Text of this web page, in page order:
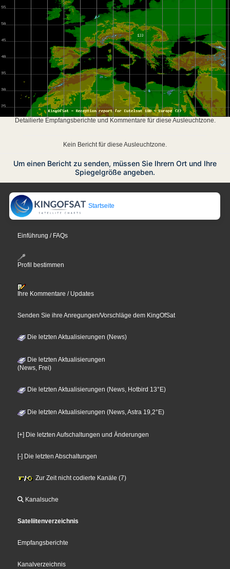
Detailierte Empfangsberichte und Kommentare für diese Ausleuchtzone.
Kein Bericht für diese Ausleuchtzone.
Um einen Bericht zu senden, müssen Sie Ihrern Ort und Ihre
Spiegelgröße angeben.
Startseite
Einführung / FAQs
Profil bestimmen
Ihre Kommentare / Updates
Senden Sie ihre Anregungen/Vorschläge dem KingOfSat
Die letzten Aktualisierungen (News)
Die letzten Aktualisierungen
(News, Frei)
Die letzten Aktualisierungen (News, Hotbird 13°E)
Die letzten Aktualisierungen (News, Astra 19,2°E)
[+] Die letzten Aufschaltungen und Änderungen
[-] Die letzten Abschaltungen
Zur Zeit nicht codierte Kanäle (7)
Kanalsuche
Sateliitenverzeichnis
Empfangsberichte
Kanalverzeichnis